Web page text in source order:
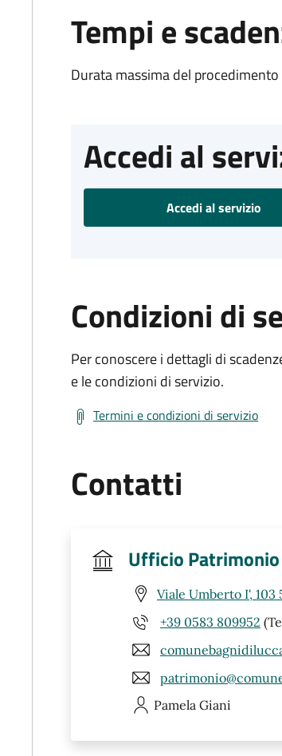
Tempi e
Durata massima del
Accedi al
Accedi al servizio
Condizioni di
Per conoscere i dettagli di
e le condizioni di servizio.
Termini e condizioni di servizio
Contatti
Ufficio Patrimonio
Viale Umberto I',
+39 0583 809952
Pamela Giani